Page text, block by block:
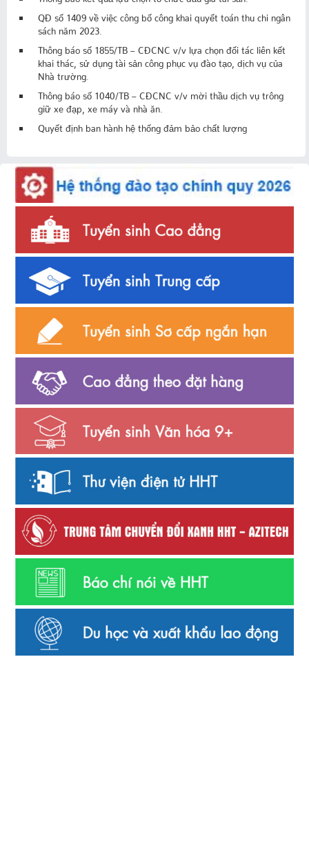
QĐ số 1409 về việc công bố công khai quyết toán thu chi ngân
sách năm 2023.
Thông báo số 1855/TB – CĐCNC v/v lựa chọn đối tác liên kết
khai thác, sử dụng tài sản công phục vụ đào tạo, dịch vụ của
Nhà trường.
Thông báo số 1040/TB – CĐCNC v/v mời thầu dịch vụ trông
giữ xe đạp, xe máy và nhà ăn.
Quyết định ban hành hệ thống đảm bảo chất lượng